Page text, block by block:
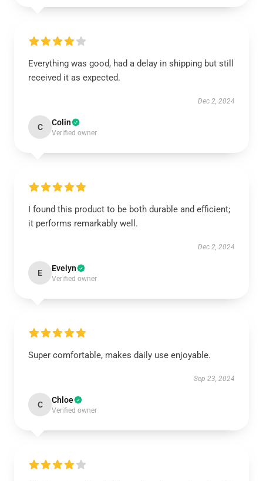
Everything was good, had a delay in shipping but still
received it as expected.
Dec 2, 2024
C Colin
Verified owner
I found this product to be both durable and efficient;
it performs remarkably well.
Dec 2, 2024
E Evelyn
Verified owner
Super comfortable, makes daily use enjoyable.
Sep 23, 2024
C Chloe
Verified owner